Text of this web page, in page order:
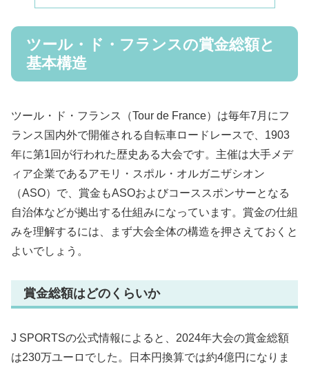
ツール・ド・フランスの賞金総額と
基本構造
ツール・ド・フランス（Tour de France）は毎年7月にフ
ランス国内外で開催される自転車ロードレースで、1903
年に第1回が行われた歴史ある大会です。主催は大手メデ
ィア企業であるアモリ・スポル・オルガニザシオン
（ASO）で、賞金もASOおよびコーススポンサーとなる
自治体などが拠出する仕組みになっています。賞金の仕組
みを理解するには、まず大会全体の構造を押さえておくと
よいでしょう。
賞金総額はどのくらいか
J SPORTSの公式情報によると、2024年大会の賞金総額
は230万ユーロでした。日本円換算では約4億円になりま